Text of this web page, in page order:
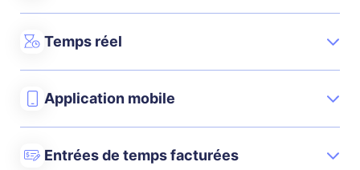
Temps réel
Application mobile
Entrées de temps facturées